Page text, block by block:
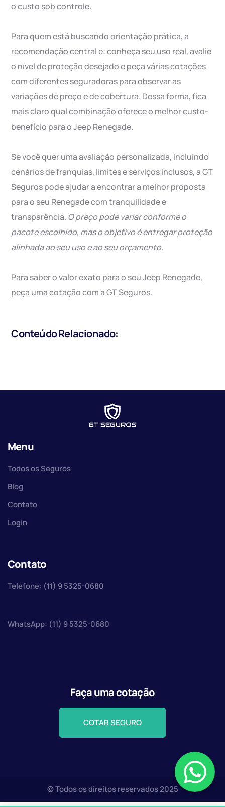
o custo sob controle.
Para quem está buscando orientação prática, a
recomendação central é: conheça seu uso real, avalie
o nível de proteção desejado e peça várias cotações
com diferentes seguradoras para observar as
variações de preço e de cobertura. Dessa forma, fica
mais claro qual combinação oferece o melhor custo-
benefício para o Jeep Renegade.
Se você quer uma avaliação personalizada, incluindo
cenários de franquias, limites e serviços inclusos, a GT
Seguros pode ajudar a encontrar a melhor proposta
para o seu Renegade com tranquilidade e
transparência. O preço pode variar conforme o
pacote escolhido, mas o objetivo é entregar proteção
alinhada ao seu uso e ao seu orçamento.
Para saber o valor exato para o seu Jeep Renegade,
peça uma cotação com a GT Seguros.
Conteúdo Relacionado:
Menu
Todos os Seguros
Blog
Contato
Login
Contato
Telefone: (11) 9 5325-0680
WhatsApp: (11) 9 5325-0680
Faça uma cotação
COTAR SEGURO
© Todos os direitos reservados 2025